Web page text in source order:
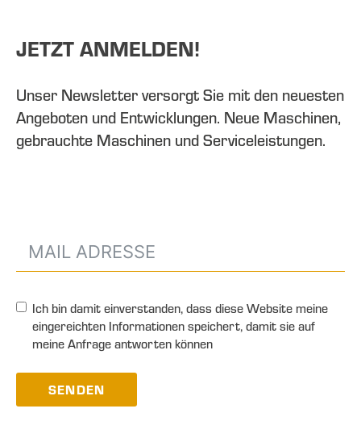
JETZT ANMELDEN!
Unser Newsletter versorgt Sie mit den neuesten
Angeboten und Entwicklungen. Neue Maschinen,
gebrauchte Maschinen und Serviceleistungen.
Ich bin damit einverstanden, dass diese Website meine
eingereichten Informationen speichert, damit sie auf
meine Anfrage antworten können
SENDEN